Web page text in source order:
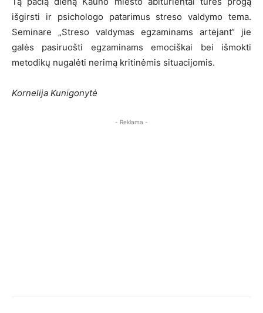
išgirsti ir psichologo patarimus streso valdymo tema.
Seminare „Streso valdymas egzaminams artėjant“ jie
galės pasiruošti egzaminams emociškai bei išmokti
metodikų nugalėti nerimą kritinėmis situacijomis.
Kornelija Kunigonytė
- Reklama -